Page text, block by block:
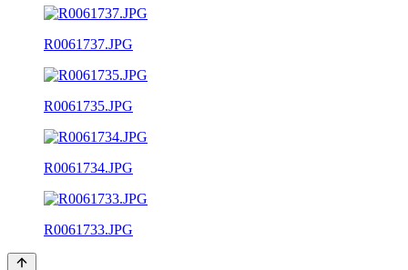
R0061737.JPG
R0061735.JPG
R0061734.JPG
R0061733.JPG